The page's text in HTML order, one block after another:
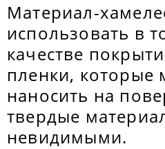
Материал-
использовать в
качестве
пленки, которые
наносить на
твердые
невидимыми.